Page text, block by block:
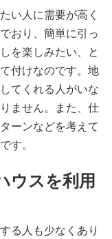
い人に需要が高く
おり、簡単に引っ
を楽しみたい、と
付けなのです。地
てくれる人がいな
ません。また、仕
ーンなどを考えて
す。
ウスを利用
る人も少なくあり